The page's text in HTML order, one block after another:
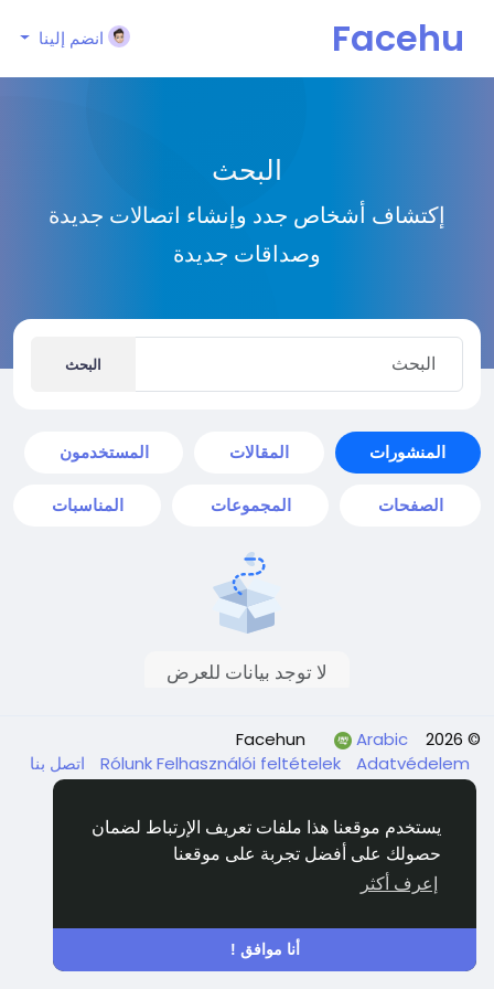
يستخدم موقعنا هذا ملفات تعريف الإرتباط لضمان
حصولك على أفضل تجربة على موقعنا
إعرف أكثر
أنا موافق !
Facehu
انضم إلينا
البحث
إكتشاف أشخاص جدد وإنشاء اتصالات جديدة
وصداقات جديدة
البحث
المنشورات المقالات المستخدمون
الصفحات المجموعات المناسبات
لا توجد بيانات للعرض
© 2026 Facehun
Arabic
RólunkFelhasználói feltételek Adatvédelem
اتصل بنا
الدليل